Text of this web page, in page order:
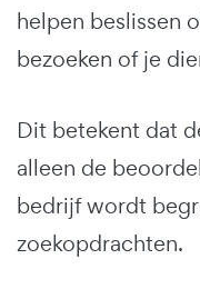
helpen beslissen
bezoeken of je
Dit betekent dat
alleen de
bedrijf wordt
zoekopdrachten.